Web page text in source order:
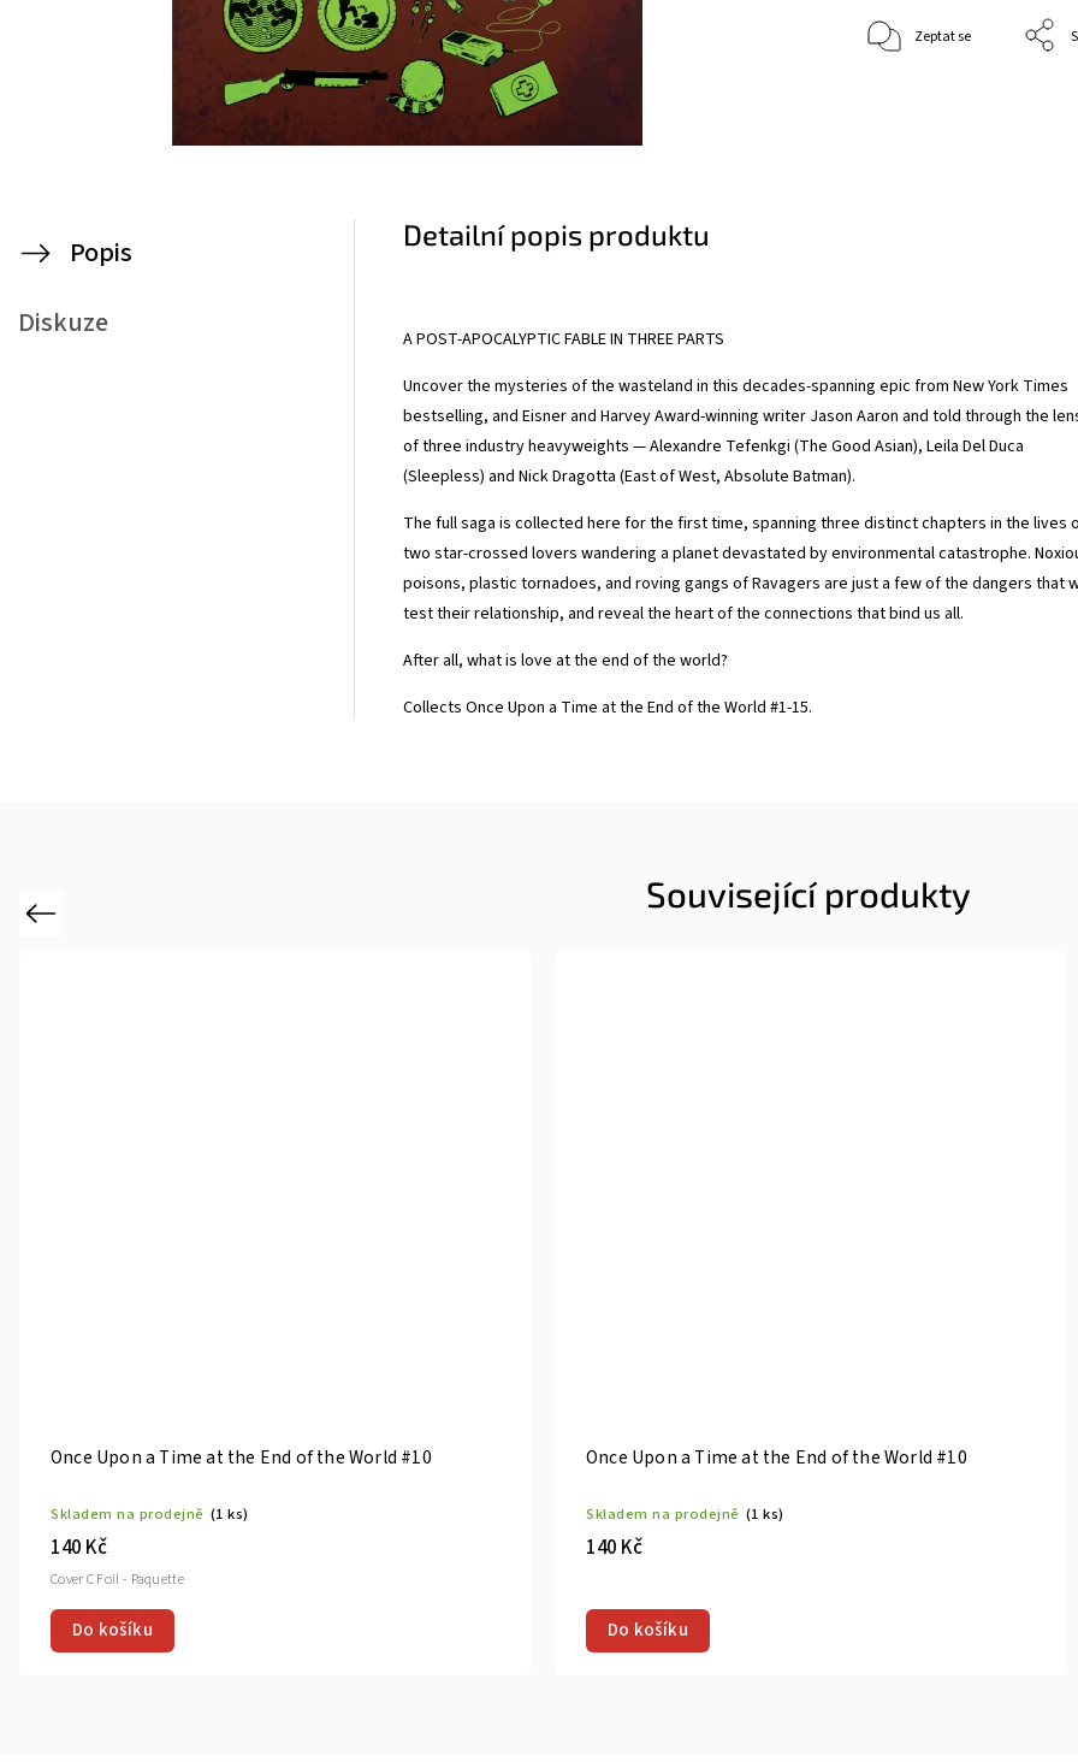
Zeptat se
Popis
Diskuze
Detailní popis produktu
A POST-APOCALYPTIC FABLE IN THREE PARTS
Uncover the mysteries of the wasteland in this decades-spanning epic from New York Times
bestselling, and Eisner and Harvey Award-winning writer Jason Aaron and told through the
of three industry heavyweights — Alexandre Tefenkgi (The Good Asian), Leila Del Duca
(Sleepless) and Nick Dragotta (East of West, Absolute Batman).
The full saga is collected here for the first time, spanning three distinct chapters in the lives
two star-crossed lovers wandering a planet devastated by environmental catastrophe.
poisons, plastic tornadoes, and roving gangs of Ravagers are just a few of the dangers that
test their relationship, and reveal the heart of the connections that bind us all.
After all, what is love at the end of the world?
Collects Once Upon a Time at the End of the World #1-15.
Související produkty
Previous
End of the World #10 Once Upon a Time at the End of the World #10 Once Upon a Time at